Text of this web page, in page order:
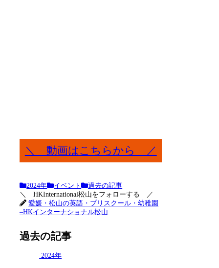
＼ 動画はこちらから ／
2024年 イベント
過去の記事
＼ HKInternational松山をフォローする ／
愛媛・松山の英語・プリスクール・幼稚園
–HKインターナショナル松山
過去の記事
2024年